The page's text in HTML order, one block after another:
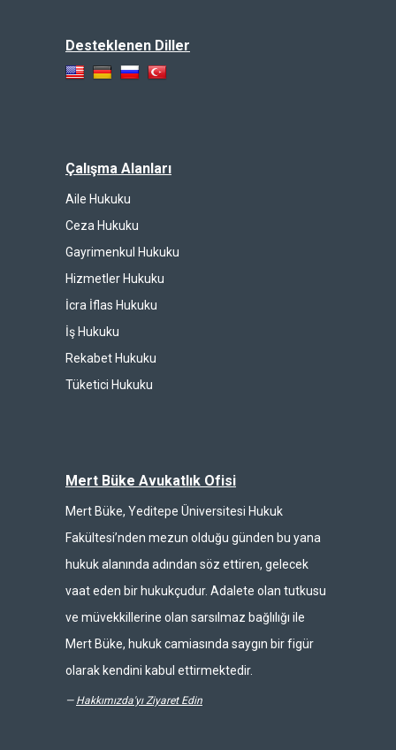
Desteklenen Diller
Çalışma Alanları
Aile Hukuku
Ceza Hukuku
Gayrimenkul Hukuku
Hizmetler Hukuku
İcra İflas Hukuku
İş Hukuku
Rekabet Hukuku
Tüketici Hukuku
Mert Büke Avukatlık Ofisi
Mert Büke, Yeditepe Üniversitesi Hukuk
Fakültesi’nden mezun olduğu günden bu yana
hukuk alanında adından söz ettiren, gelecek
vaat eden bir hukukçudur. Adalete olan tutkusu
ve müvekkillerine olan sarsılmaz bağlılığı ile
Mert Büke, hukuk camiasında saygın bir figür
olarak kendini kabul ettirmektedir.
— Hakkımızda'yı Ziyaret Edin